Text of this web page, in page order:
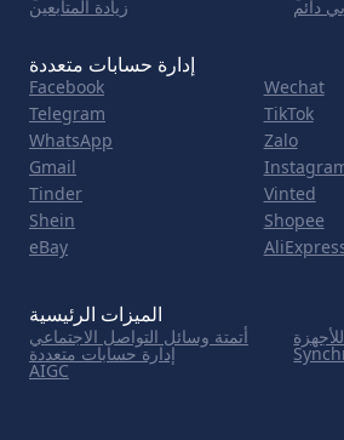
زيادة المتابعين دائم
إدارة حسابات متعددة
Facebook
Wechat
Telegram
TikTok
WhatsApp
Zalo
Gmail
Tinder
Vinted
Shein
Shopee
eBay
الميزات الرئيسية
أتمتة وسائل التواصل الاجتماعي
إدارة حسابات متعددة
AIGC